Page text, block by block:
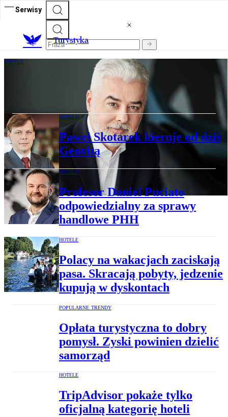
Serwisy
Turystyka
HOTELE
Polski Holding Hotelowy pozyskał 12
milionów złotych z bonów turystycznych
HOTELE
Paweł Skotarek kieruje od dziś
Geovitą
HOTELE
Profesor Daniel Puciato
odpowiedzialny za sprawy
handlowe PHH
HOTELE
Polacy na wakacjach zaciskają
pasa. Skracają pobyty, jedzenie
kupują w dyskontach
POPULARNE TRENDY
Opłata turystyczna to dobry
pomysł. Zyski powinien dzielić
samorząd
HOTELE
TripAdvisor pokaże tylko
oficjalną kategorię hoteli